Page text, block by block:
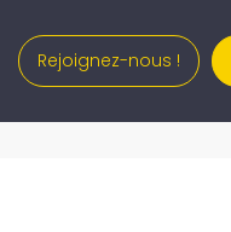
Rejoignez-nous !